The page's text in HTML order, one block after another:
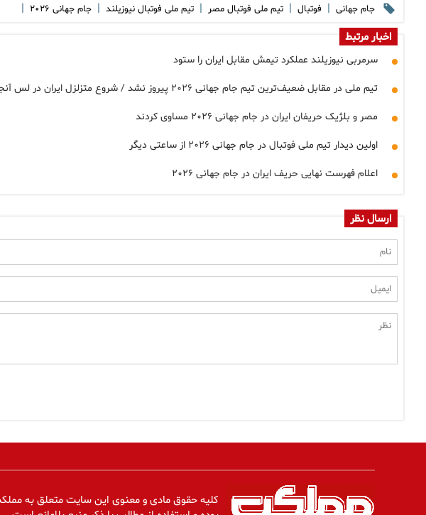
جام جهانی | فوتبال | تیم ملی فوتبال مصر | تیم ملی فوتبال نیوزیلند | جام جهانی ۲۰۲۶ |
اخبار مرتبط
سرمربی نیوزیلند عملکرد تیمش مقابل ایران را ستود
تیم ملی در مقابل ضعیف‌ترین تیم جام جهانی ۲۰۲۶ پیروز نشد / شروع متزلزل ایران در لس آنجلس
مصر و بلژیک حریفان ایران در جام جهانی ۲۰۲۶ مساوی کردند
اولین دیدار تیم ملی فوتبال در جام جهانی ۲۰۲۶ از ساعتی دیگر
اعلام فهرست نهایی حریف ایران در جام جهانی ۲۰۲۶
ارسال نظر
کلیه حقوق مادی و معنوی این سایت متعلق به